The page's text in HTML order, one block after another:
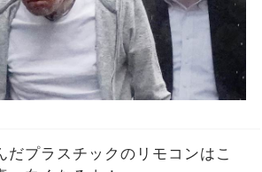
だプラスチックのリモコンはこ